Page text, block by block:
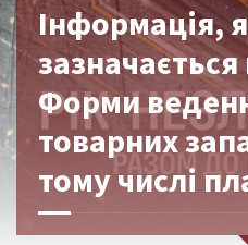
Інформація,
зазначається
Форми
товарних
тому числі